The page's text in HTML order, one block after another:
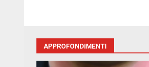
APPROFONDIMENTI